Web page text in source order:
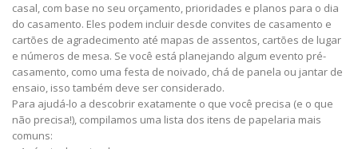
casal, com base no seu orçamento, prioridades e planos para o dia
do casamento. Eles podem incluir desde convites de casamento e
cartões de agradecimento até mapas de assentos, cartões de lugar
e números de mesa. Se você está planejando algum evento pré-
casamento, como uma festa de noivado, chá de panela ou jantar de
ensaio, isso também deve ser considerado.
Para ajudá-lo a descobrir exatamente o que você precisa (e o que
não precisa!), compilamos uma lista dos itens de papelaria mais
comuns: